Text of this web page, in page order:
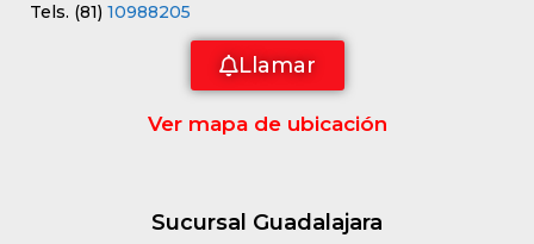
Tels. (81) 10988205
Llamar
Ver mapa de ubicación
Sucursal Guadalajara